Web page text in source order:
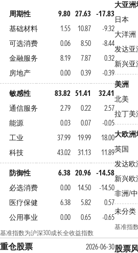
周期性 9.80 27.63
-17.83
基础材料
1.55 10.87
-9.32
可选消费
0.06 8.50
-8.44
金融服务
8.19 7.87
0.32
房地产
0.00 0.39 -0.39
敏感性 83.82 51.41
32.41
通信服务
2.79 0.22
2.57
能源
0.03 0.07
-0.05
工业
37.99 19.99
18.00
科技
43.02 31.13 11.89
防御性 6.38 20.96 -14.58
必选消费
0.00 14.50
-14.50
医疗保健
6.38 5.82
0.57
公用事业
0.00 0.65 -0.65
基准指数为沪深300成长全收益指数
大亚洲
日本
大洋洲
发达亚
新兴亚
美洲
北美
拉丁美
大欧洲
英国
发达欧
新兴欧
非洲/
未分类
基准指
重仓股票 2026-06-30股票